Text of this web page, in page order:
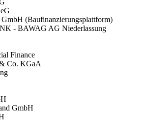
GmbH (Baufinanzierungsplattform)
- BAWAG AG Niederlassung
Finance
Co. KGaA
GmbH